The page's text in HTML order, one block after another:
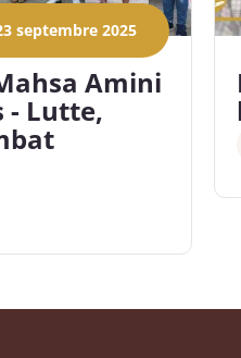
septembre 2025
Amini
- Lutte,